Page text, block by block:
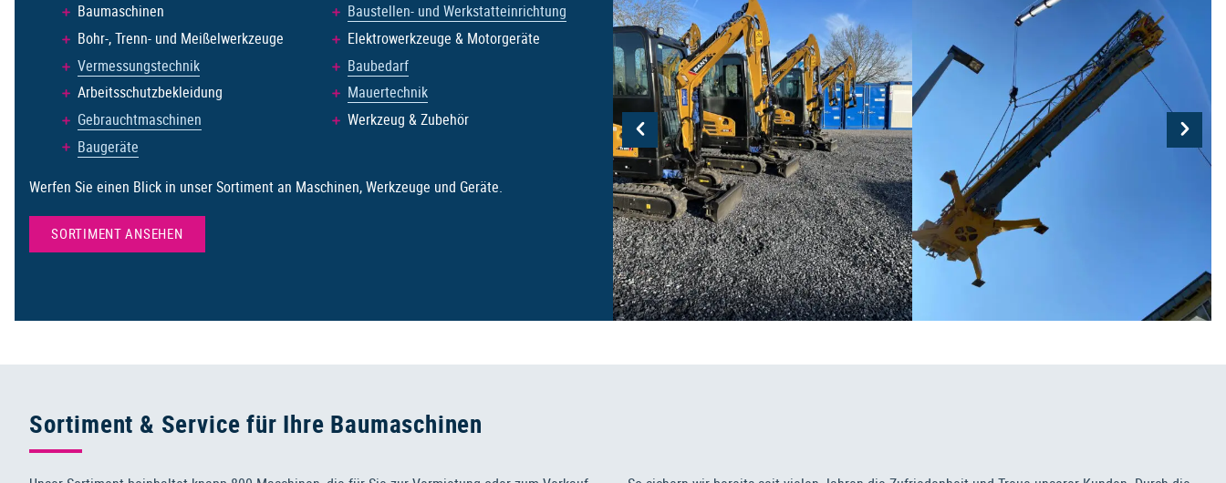
Baumaschinen
Bohr-, Trenn- und Meißelwerkzeuge
Vermessungstechnik
Arbeitsschutzbekleidung
Gebrauchtmaschinen
Baugeräte
Baustellen- und Werkstatteinrichtung
Elektrowerkzeuge & Motorgeräte
Baubedarf
Mauertechnik
Werkzeug & Zubehör
Werfen Sie einen Blick in unser Sortiment an Maschinen, Werkzeuge und Geräte.
SORTIMENT ANSEHEN
Sortiment & Service für Ihre Baumaschinen